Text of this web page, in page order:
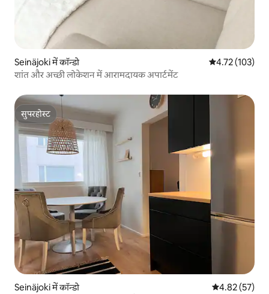
Seinäjoki में कॉन्डो औसत रेटिंग 5 में से
4.72 (103)
शांत और अच्छी लोकेशन में आरामदायक अपार्टमेंट
सुपरहोस्ट
सुपरहोस्ट
Seinäjoki में कॉन्डो औसत रेटिंग 5 में
4.82 (57)